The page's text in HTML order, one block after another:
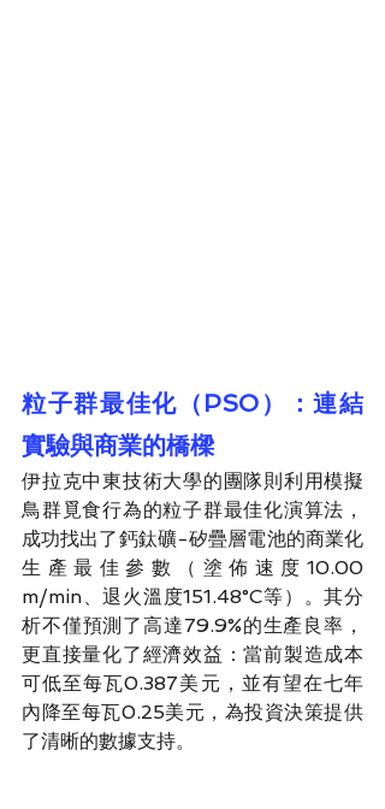
粒子群最佳化（PSO）：連結
實驗與商業的橋樑
伊拉克中東技術大學的團隊則利用模擬
鳥群覓食行為的粒子群最佳化演算法，
成功找出了鈣鈦礦-矽疊層電池的商業化
生產最佳參數（塗佈速度10.00
m/min、退火溫度151.48°C等）。其分
析不僅預測了高達79.9%的生產良率，
更直接量化了經濟效益：當前製造成本
可低至每瓦0.387美元，並有望在七年
內降至每瓦0.25美元，為投資決策提供
了清晰的數據支持。